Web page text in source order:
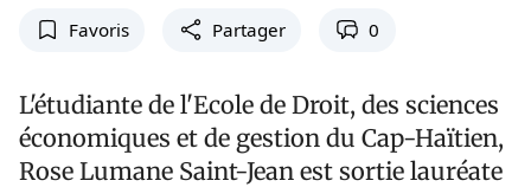
Favoris Partager 0
L'étudiante de l'Ecole de Droit, des sciences
économiques et de gestion du Cap-Haïtien,
Rose Lumane Saint-Jean est sortie lauréate